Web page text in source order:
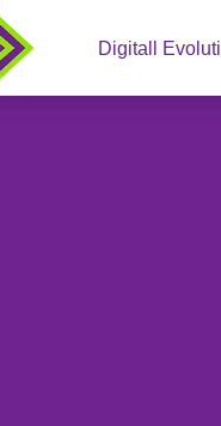
Digitall